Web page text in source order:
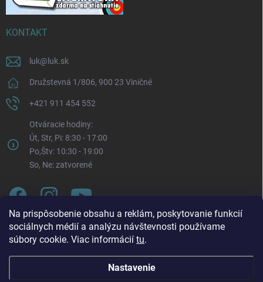
Na prispôsobenie obsahu a reklám, poskytovanie funkcií
sociálnych médií a analýzu návštevnosti používame
súbory cookie. Viac informácií tu.
Nastavenie
KONTAKT
luk@ luk.sk
Družstevná 1/806, 900 23 Viničné
+421 911 454 552
Otváracie hodiny:
Út, Str, Pi: 8:30 - 17:00
Po,Štv: 10:30 - 19:00
So, Ne: zatvorené